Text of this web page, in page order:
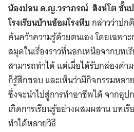
น้องปอน ด.ญ.วราภรณ์​ สิงห์โต​ ชั้น
โรงเรียนบ้านอ้อมโรงหีบกล่าวว่าปก
ค้นคว้าความรู้ด้วยตนเอง โดยเฉพา
สมุดในเรื่องราวที่นอกเหนือจากบทเ
สามารถทำได้ แต่เมื่อได้รับกล่องดำ
ก็รู้สึกชอบ และเห็นว่ามีกิจกรรมหล
ซึ่งจะนำไปสู่การทำอาชีพได้ จากอุ
เกิดการเรียนรู้อย่างผสมผสาน บทเ
ทำได้หลายวิธี